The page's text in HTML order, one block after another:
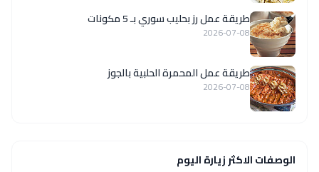
طريقة عمل رز بحليب سوري بـ 5 مكونات
2026-07-08
طريقة عمل المحمرة الحلبية بالجوز
2026-07-08
الوصفات الاكثر زيارة اليوم